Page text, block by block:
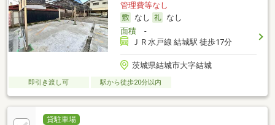
管理費等なし
なし
なし
面積-
ＪＲ水戸線 結城駅 徒歩17分
茨城県結城市大字結城
即引き渡し可 駅から徒歩20分以内
貸駐車場